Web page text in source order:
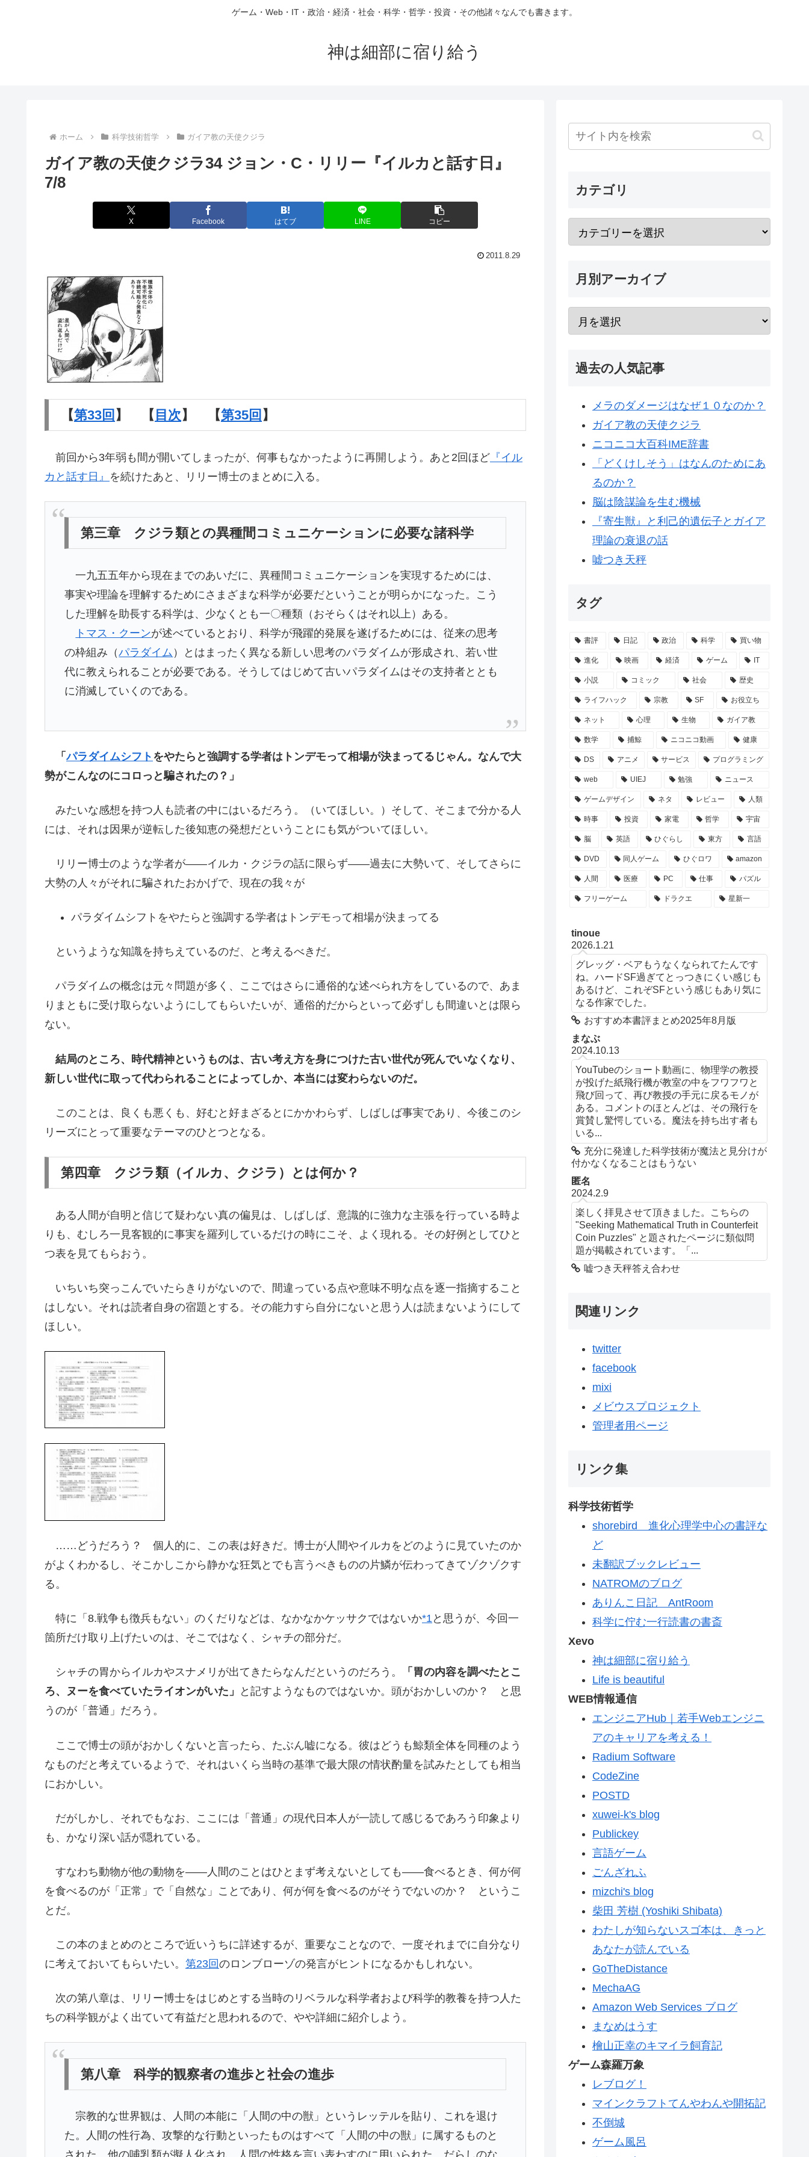
ゲーム・Web・IT・政治・経済・社会・科学・哲学・投資・その他諸々なんでも書きます。
神は細部に宿り給う
ホーム 科学技術哲学 ガイア教の天使クジラ
ガイア教の天使クジラ34 ジョン・C・リリー『イルカと話す日』
7/8
X Facebook はてブ LINE コピー
2011.8.29
【第33回 】 【 目次】 【第35回 】
前回から3年弱も間が開いてしまったが、何事もなかったように再開しよう。あと2回ほど 『イル
カと話す日』 を続けたあと、リリー博士のまとめに入る。
第三章 クジラ類との異種間コミュニケーションに必要な諸科学
一九五五年から現在までのあいだに、異種間コミュニケーションを実現するためには、
事実や理論を理解するためにさまざまな科学が必要だということが明らかになった。こう
した理解を助長する科学は、少なくとも一〇種類（おそらくはそれ以上）ある。
トマス・クーンが述べているとおり、科学が飛躍的発展を遂げるためには、従来の思考
の枠組み（パラダイム ）とはまったく異なる新しい思考のパラダイムが形成され、若い世
代に教えられることが必要である。そうしてはじめて古いパラダイムはその支持者ととも
に消滅していくのである。
「パラダイムシフト をやたらと強調する学者はトンデモって相場が決まってるじゃん。なんで大
勢がこんなのにコロっと騙されたの？」
みたいな感想を持つ人も読者の中にはいるだろう。（いてほしい。）そして、そこまで分かる人
には、それは因果が逆転した後知恵の発想だということにも気がついてほしい。
リリー博士のような学者が――イルカ・クジラの話に限らず――過去に大勢いて、そしてさらに
大勢の人々がそれに騙されたおかげで、現在の我々が
パラダイムシフトをやたらと強調する学者はトンデモって相場が決まってる
というような知識を持ちえているのだ、と考えるべきだ。
パラダイムの概念は元々問題が多く、ここではさらに通俗的な述べられ方をしているので、あま
りまともに受け取らないようにしてもらいたいが、通俗的だからといって必ずしも間違いとは限ら
ない。
結局のところ、時代精神というものは、古い考え方を身につけた古い世代が死んでいなくなり、
新しい世代に取って代わられることによってしか、本当には変わらないのだ。
このことは、良くも悪くも、好むと好まざるとにかかわらず、しばしば事実であり、今後このシ
リーズにとって重要なテーマのひとつとなる。
第四章 クジラ類（イルカ、クジラ）とは何か？
ある人間が自明と信じて疑わない真の偏見は、しばしば、意識的に強力な主張を行っている時よ
りも、むしろ一見客観的に事実を羅列しているだけの時にこそ、よく現れる。その好例としてひと
つ表を見てもらおう。
いちいち突っこんでいたらきりがないので、間違っている点や意味不明な点を逐一指摘すること
はしない。それは読者自身の宿題とする。その能力すら自分にないと思う人は読まないようにして
ほしい。
……どうだろう？ 個人的に、この表は好きだ。博士が人間やイルカをどのように見ていたのか
がよくわかるし、そこかしこから静かな狂気とでも言うべきものの片鱗が伝わってきてゾクゾクす
る。
特に「8.戦争も徴兵もない」のくだりなどは、なかなかケッサクではないか*1と思うが、今回一
箇所だけ取り上げたいのは、そこではなく、シャチの部分だ。
シャチの胃からイルカやスナメリが出てきたらなんだというのだろう。
「胃の内容を調べたとこ
ろ、ヌーを食べていたライオンがいた」
と記すようなものではないか。頭がおかしいのか？ と思
うのが「普通」だろう。
ここで博士の頭がおかしくないと言ったら、たぶん嘘になる。彼はどうも鯨類全体を同種のよう
なものだと考えているようで、それはいくら当時の基準で最大限の情状酌量を試みたとしても相当
におかしい。
だがしかし、それでもなお、ここには「普通」の現代日本人が一読して感じるであろう印象より
も、かなり深い話が隠れている。
すなわち動物が他の動物を――人間のことはひとまず考えないとしても――食べるとき、何が何
を食べるのが「正常」で「自然な」ことであり、何が何を食べるのがそうでないのか？ というこ
とだ。
この本のまとめのところで近いうちに詳述するが、重要なことなので、一度それまでに自分なり
に考えておいてもらいたい。 第23回のロンブローゾの発言がヒントになるかもしれない。
次の第八章は、リリー博士をはじめとする当時のリベラルな科学者および科学的教養を持つ人た
ちの科学観がよく出ていて有益だと思われるので、やや詳細に紹介しよう。
第八章 科学的観察者の進歩と社会の進歩
宗教的な世界観は、人間の本能に「人間の中の獣」というレッテルを貼り、これを退け
た。人間の性行為、攻撃的な行動といったものはすべて「人間の中の獣」に属するものと
カテゴリ
月別アーカイブ
過去の人気記事
メラのダメージはなぜ１０なのか？
ガイア教の天使クジラ
ニコニコ大百科IME辞書
「どくけしそう」はなんのためにあ
るのか？
脳は陰謀論を生む機械
『寄生獣』と利己的遺伝子とガイア
理論の衰退の話
嘘つき天秤
タグ
書評 日記 政治 科学 買い物
進化 映画 経済 ゲーム IT
小説 コミック 社会 歴史
ライフハック 宗教 SF お役立ち
ネット 心理 生物 ガイア教
数学 捕鯨 ニコニコ動画 健康
DS アニメ サービス プログラミング
web UIEJ 勉強 ニュース
ゲームデザイン ネタ レビュー 人類
時事 投資 家電 哲学 宇宙
脳 英語 ひぐらし 東方 言語
DVD 同人ゲーム ひぐロワ amazon
人間 医療 PC 仕事 パズル
フリーゲーム ドラクエ 星新一
tinoue
2026.1.21
グレッグ・ベアもうなくなられてたんです
ね。ハードSF過ぎてとっつきにくい感じも
あるけど、これぞSFという感じもあり気に
なる作家でした。
おすすめ本書評まとめ2025年8月版
まなぶ
2024.10.13
YouTubeのショート動画に、物理学の教授
が投げた紙飛行機が教室の中をフワフワと
飛び回って、再び教授の手元に戻るモノが
ある。コメントのほとんどは、その飛行を
賞賛し驚愕している。魔法を持ち出す者も
いる...
充分に発達した科学技術が魔法と見分けが
付かなくなることはもうない
匿名
2024.2.9
楽しく拝見させて頂きました。こちらの
"Seeking Mathematical Truth in Counterfeit
Coin Puzzles" と題されたページに類似問
題が掲載されています。「...
嘘つき天秤答え合わせ
関連リンク
twitter
facebook
mixi
メビウスプロジェクト
管理者用ページ
リンク集
科学技術哲学
shorebird 進化心理学中心の書評な
ど
未翻訳ブックレビュー
NATROMのブログ
ありんこ日記 AntRoom
科学に佇む一行読書の書斎
Xevo
神は細部に宿り給う
Life is beautiful
WEB情報通信
エンジニアHub｜若手Webエンジニ
アのキャリアを考える！
Radium Software
CodeZine
POSTD
xuwei-k's blog
Publickey
言語ゲーム
ごんざれふ
mizchi's blog
柴田 芳樹 (Yoshiki Shibata)
わたしが知らないスゴ本は、きっと
あなたが読んでいる
GoTheDistance
MechaAG
Amazon Web Services ブログ
まなめはうす
檜山正幸のキマイラ飼育記
ゲーム森羅万象
レブログ！
マインクラフトてんやわんや開拓記
不倒城
ゲーム風呂